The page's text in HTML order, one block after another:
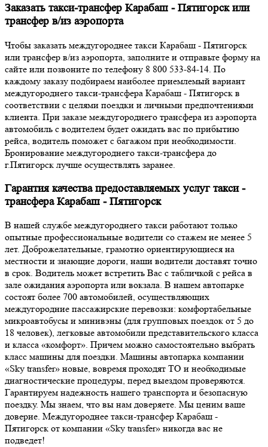
Заказать такси-трансфер Карабаш - Пятигорск или
трансфер в/из аэропорта
Чтобы заказать междугороднее такси Карабаш - Пятигорск
или трансфер в/из аэропорта, заполните и отправьте форму на
сайте или позвоните по телефону 8 800 533-84-14. По
каждому заказу подбираем наиболее приемлемый вариант
междугороднего такси-трансфера Карабаш - Пятигорск в
соответствии с целями поездки и личными предпочтениями
клиента. При заказе междугороднего трансфера из аэропорта
автомобиль с водителем будет ожидать вас по прибытию
рейса, водитель поможет с багажом при необходимости.
Бронирование междугороднего такси-трансфера до
г.Пятигорск лучше осуществлять заранее.
Гарантия качества предоставляемых услуг такси -
трансфера Карабаш - Пятигорск
В нашей службе междугороднего такси работают только
опытные профессиональные водители со стажем не менее 5
лет. Доброжелательные, грамотно ориентирующиеся на
местности и знающие дороги, наши водители доставят точно
в срок. Водитель может встретить Вас с табличкой с рейса в
зале ожидания аэропорта или вокзала. В нашем автопарке
состоят более 700 автомобилей, осуществляющих
междугородние пассажирские перевозки: комфортабельные
микроавтобусы и минивэны (для групповых поездок от 5 до
18 человек), легковые автомобили представительского класса
и класса «комфорт». Причем можно самостоятельно выбрать
класс машины для поездки. Машины автопарка компании
«Sky transfer» новые, вовремя проходят ТО и необходимые
диагностические процедуры, перед выездом проверяются.
Гарантируем надежность нашего транспорта и безопасную
поездку. Мы знаем, что вы нам доверяете. Мы ценим ваше
доверие. Междугороднее такси-трансфер Карабаш -
Пятигорск от компании «Sky transfer» никогда вас не
подведет!